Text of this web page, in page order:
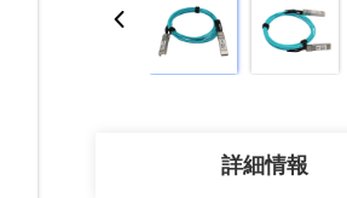
詳細情報